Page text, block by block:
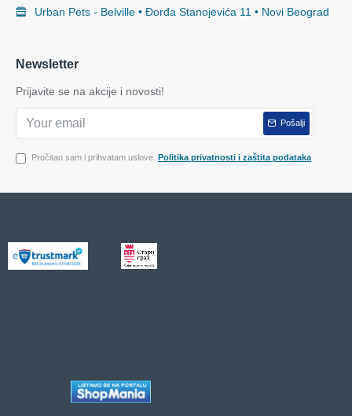
Urban Pets - Belville • Đorđa Stanojevića 11 • Novi Beograd
Newsletter
Prijavite se na akcije i novosti!
Pošalji
Pročitao sam i prihvatam uslove Politika privatnosti i zaštita podataka